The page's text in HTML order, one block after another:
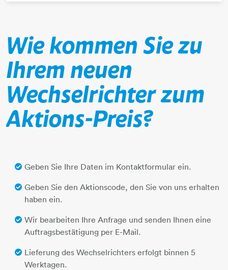
Wie kommen Sie zu
Ihrem neuen
Wechselrichter zum
Aktions-Preis?
Geben Sie Ihre Daten im Kontaktformular ein.
Geben Sie den Aktionscode, den Sie von uns erhalten
haben ein.
Wir bearbeiten Ihre Anfrage und senden Ihnen eine
Auftragsbestätigung per E-Mail.
Lieferung des Wechselrichters erfolgt binnen 5
Werktagen.